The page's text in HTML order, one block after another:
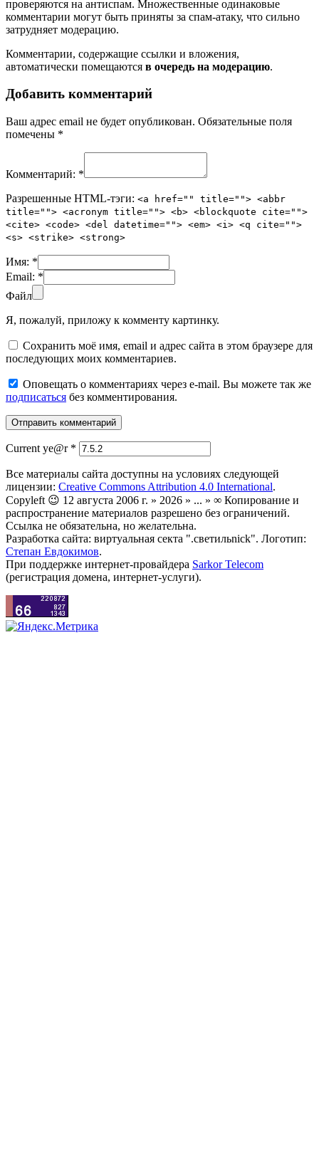
проверяются на антиспам. Множественные одинаковые
комментарии могут быть приняты за спам-атаку, что сильно
затрудняет модерацию.
Комментарии, содержащие ссылки и вложения,
автоматически помещаются в очередь на модерацию.
Добавить комментарий
Ваш адрес email не будет опубликован. Обязательные поля
помечены *
Комментарий: *
Разрешенные HTML-тэги: <a href="" title=""> <abbr
title=""> <acronym title=""> <b> <blockquote cite="">
<cite> <code> <del datetime=""> <em> <i> <q cite="">
<s> <strike> <strong>
Имя: *
Email: *
Файл
Я, пожалуй, приложу к комменту картинку.
Сохранить моё имя, email и адрес сайта в этом браузере для
последующих моих комментариев.
Оповещать о комментариях через e-mail. Вы можете так же
подписаться без комментирования.
Current ye@r *
Все материалы сайта доступны на условиях следующей
лицензии: Creative Commons Attribution 4.0 International.
Copyleft 😉 12 августа 2006 г. » 2026 » ... » ∞ Копирование и
распространение материалов разрешено без ограничений.
Ссылка не обязательна, но желательна.
Разработка сайта: виртуальная секта ".светильnick". Логотип:
Степан Евдокимов.
При поддержке интернет-провайдера Sarkor Telecom
(регистрация домена, интернет-услуги).